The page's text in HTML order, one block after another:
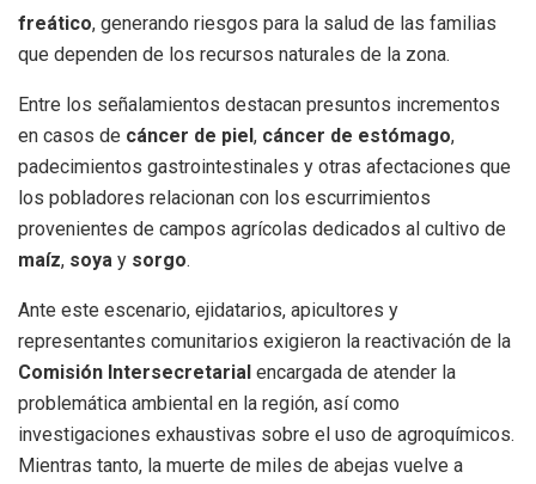
freático, generando riesgos para la salud de las familias
que dependen de los recursos naturales de la zona.
Entre los señalamientos destacan presuntos incrementos
en casos de cáncer de piel , cáncer de estómago,
padecimientos gastrointestinales y otras afectaciones que
los pobladores relacionan con los escurrimientos
provenientes de campos agrícolas dedicados al cultivo de
maíz, soya y sorgo.
Ante este escenario, ejidatarios, apicultores y
representantes comunitarios exigieron la reactivación de la
Comisión Intersecretarial encargada de atender la
problemática ambiental en la región, así como
investigaciones exhaustivas sobre el uso de agroquímicos.
Mientras tanto, la muerte de miles de abejas vuelve a